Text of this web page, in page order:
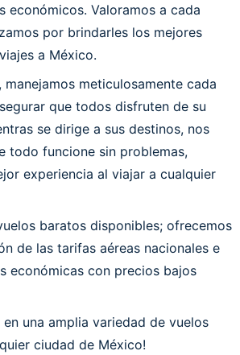
económicos. Valoramos a cada
por brindarles los mejores
a México.
manejamos meticulosamente cada
que todos disfruten de su
se dirige a sus destinos, nos
todo funcione sin problemas,
experiencia al viajar a cualquier
baratos disponibles; ofrecemos
de las tarifas aéreas nacionales e
económicas con precios bajos
en una amplia variedad de vuelos
ciudad de México!